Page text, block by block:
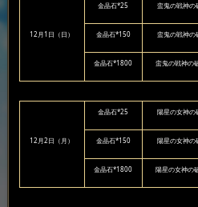
12月1日（日）
金晶石*25 蛮鬼の戦神の
金晶石*150 蛮鬼の戦神の
金晶石*1800 蛮鬼の戦神の
12月2日（月）
金晶石*25 陽星の女神の
金晶石*150 陽星の女神の
金晶石*1800 陽星の女神の